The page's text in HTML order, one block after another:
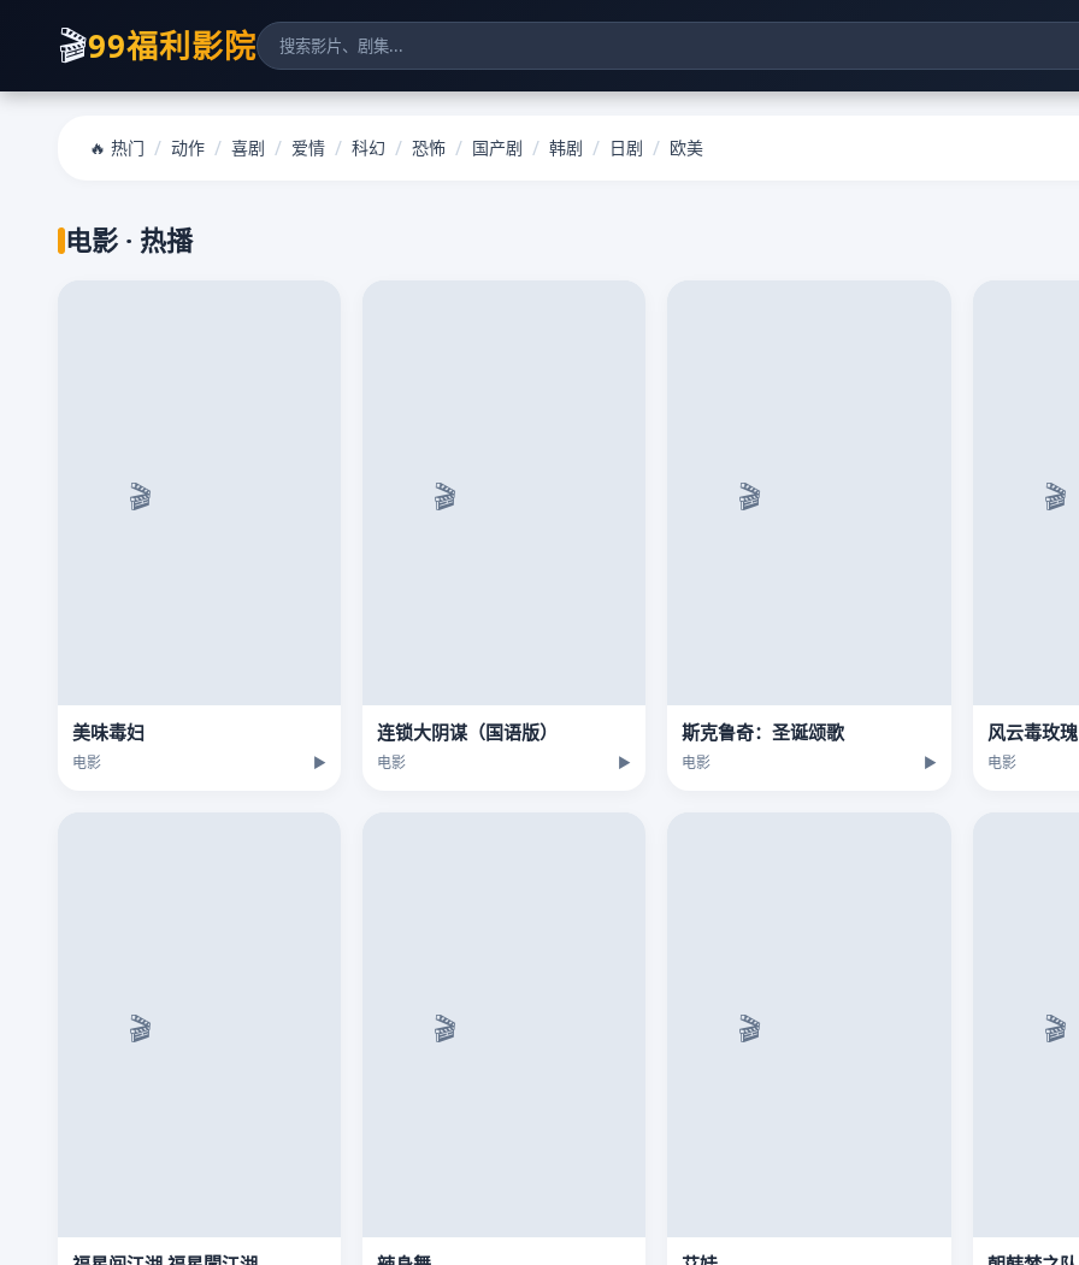
🎬99福利影院
🔥 热门 / 动作 / 喜剧 / 爱情 / 科幻 / 恐怖 / 国产剧 / 韩剧 / 日剧 / 欧美
电影 · 热播
美味毒妇
电影 ▶
连锁大阴谋（国语版）
电影 ▶
斯克鲁奇：圣诞颂歌
电影 ▶
风云毒玫瑰
电影